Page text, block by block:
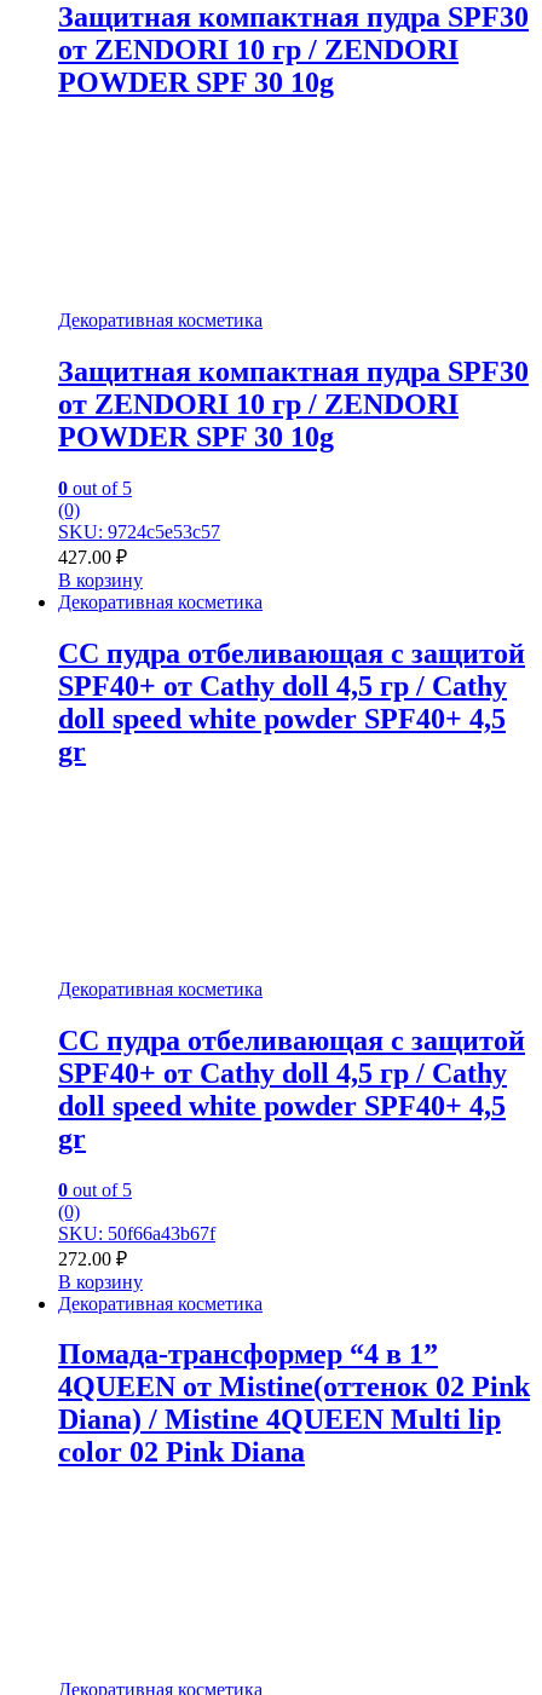
Защитная компактная пудра SPF30
от ZENDORI 10 гр / ZENDORI
POWDER SPF 30 10g
Декоративная косметика
Защитная компактная пудра SPF30
от ZENDORI 10 гр / ZENDORI
POWDER SPF 30 10g
0 out of 5
(0)
SKU: 9724c5e53c57
427.00 ₽
В корзину
Декоративная косметика
CC пудра отбеливающая с защитой
SPF40+ от Cathy doll 4,5 гр / Cathy
doll speed white powder SPF40+ 4,5
gr
Декоративная косметика
CC пудра отбеливающая с защитой
SPF40+ от Cathy doll 4,5 гр / Cathy
doll speed white powder SPF40+ 4,5
gr
0 out of 5
(0)
SKU: 50f66a43b67f
272.00 ₽
В корзину
Декоративная косметика
Помада-трансформер “4 в 1”
4QUEEN от Mistine(оттенок 02 Pink
Diana) / Mistine 4QUEEN Multi lip
color 02 Pink Diana
Декоративная косметика